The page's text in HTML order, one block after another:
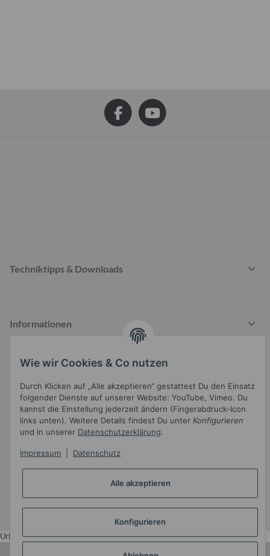
Techniktipps & Downloads
Informationen
Widerrufsbutton
* Alle Preise inkl. gesetzlicher USt.
Wie wir Cookies & Co nutzen
Durch Klicken auf „Alle akzeptieren“ gestattest Du den Einsatz
folgender Dienste auf unserer Website: YouTube, Vimeo. Du
kannst die Einstellung jederzeit ändern (Fingerabdruck-Icon
links unten). Weitere Details findest Du unter Konfigurieren
und in unserer Datenschutzerklärung.
Impressum Datenschutz
Alle akzeptieren
Konfigurieren
Urlaub